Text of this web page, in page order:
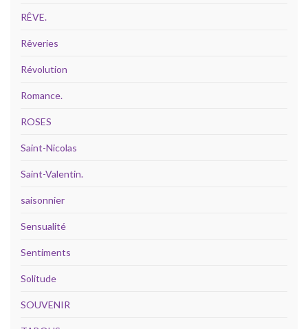
RÊVE.
Rêveries
Révolution
Romance.
ROSES
Saint-Nicolas
Saint-Valentin.
saisonnier
Sensualité
Sentiments
Solitude
SOUVENIR